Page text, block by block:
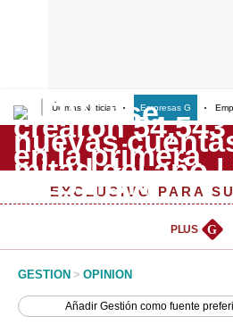
Últimas Noticias Empresas G
Lo último
Peru Quiosco
Management & Empleo
EXCLUSIVO PARA
PLUS G
GESTION > OPINION
AñadirGestión como fuente